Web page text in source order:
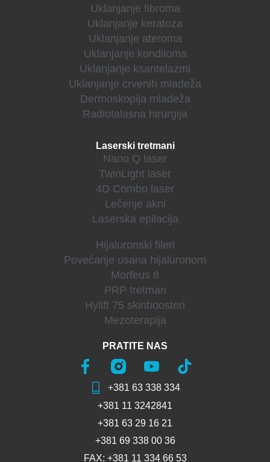
Uklanjanje fibroma
Uklanjanje keratoza
Uklanjanje ateroma
Uklanjanje kondiloma
Uklanjanje ksantelazmi
Uklanjanje crvenih mladeža
Dermoskopija mladeža
Radiotalasna hirurgija
Laserski tretmani
Nano Q laser
TwinLight laser
4D Combo laser
Lečenje akni
Laserska epilacija
Hijaluronski fileri
Povećanje usana hijaluronom
Morfeus 8
PRP tretman
Hylift 75 skinboosteri
Mezoterapija
PRATITE NAS
+381 63 338 334
+381 11 3242841
+381 63 29 16 21
+381 69 338 00 36
FAX: +381 11 334 66 53